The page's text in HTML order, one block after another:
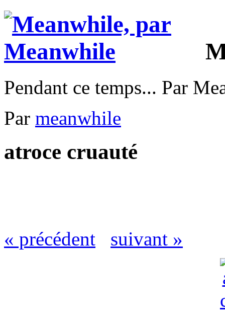
Pendant ce temps... Par
Par meanwhile
atroce cruauté
« précédent suivant »